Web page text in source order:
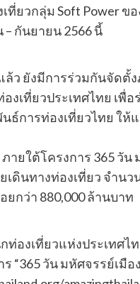
ยวกลุ่ม Soft Power ขอ
– กันยายน 2566 นี้
ว ยังมีการร่วมกันจัดตั้
เที่ยวประเทศไทย เพื่อ
ธ์การท่องเที่ยวไทย ให้
ายใต้โครงการ 365 วัน
ดินทางท่องเที่ยว จำนว
ยกว่า 880,000 ล้านบาท
องเที่ยวแห่งประเทศไ
“365 วัน มหัศจรรย์เมือ